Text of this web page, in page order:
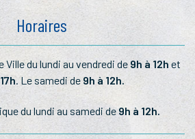
Horaires
Ville du lundi au vendredi de 9h à 12h et
. Le samedi de 9h à 12h.
du lundi au samedi de9h à 12h.